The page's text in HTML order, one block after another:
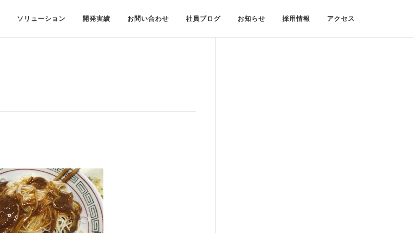
ソリューション 開発実績 お問い合わせ 社員ブログ お知らせ 採用情報 アクセス